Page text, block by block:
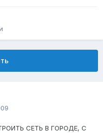
СЕТЬ В ГОРОДЕ, С